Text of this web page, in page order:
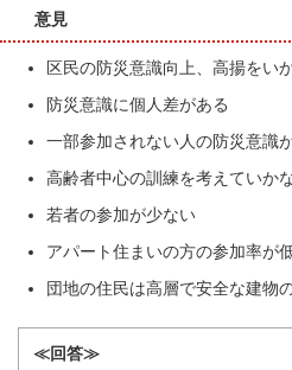
意見
区民の防災意識向上、高揚をい
防災意識に個人差がある
一部参加されない人の防災意識
高齢者中心の訓練を考えていか
若者の参加が少ない
アパート住まいの方の参加率が
団地の住民は高層で安全な建物
≪回答≫